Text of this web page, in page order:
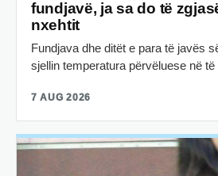
fundjavë, ja sa do të
nxehtit
Fundjava dhe ditët e para të javës
sjellin temperatura përvëluese në
7 AUG 2026